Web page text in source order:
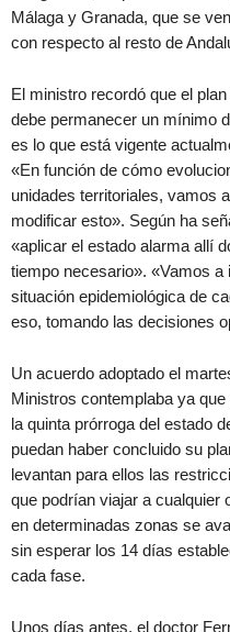
Málaga y Granada, que se
con respecto al resto de
El ministro recordó que el
debe permanecer un mínimo
es lo que está vigente
«En función de cómo
unidades territoriales, vamos
modificar esto». Según ha
«aplicar el estado alarma allí
tiempo necesario». «Vamos
situación epidemiológica de
eso, tomando las decisiones
Un acuerdo adoptado el
Ministros contemplaba ya
la quinta prórroga del estado
puedan haber concluido su
levantan para ellos las
que podrían viajar a cualquier
en determinadas zonas se
sin esperar los 14 días
cada fase.
Unos días antes, el doctor